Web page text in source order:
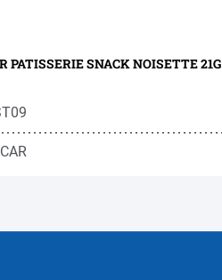
PATISSERIE SNACK NOISETTE 21G 24